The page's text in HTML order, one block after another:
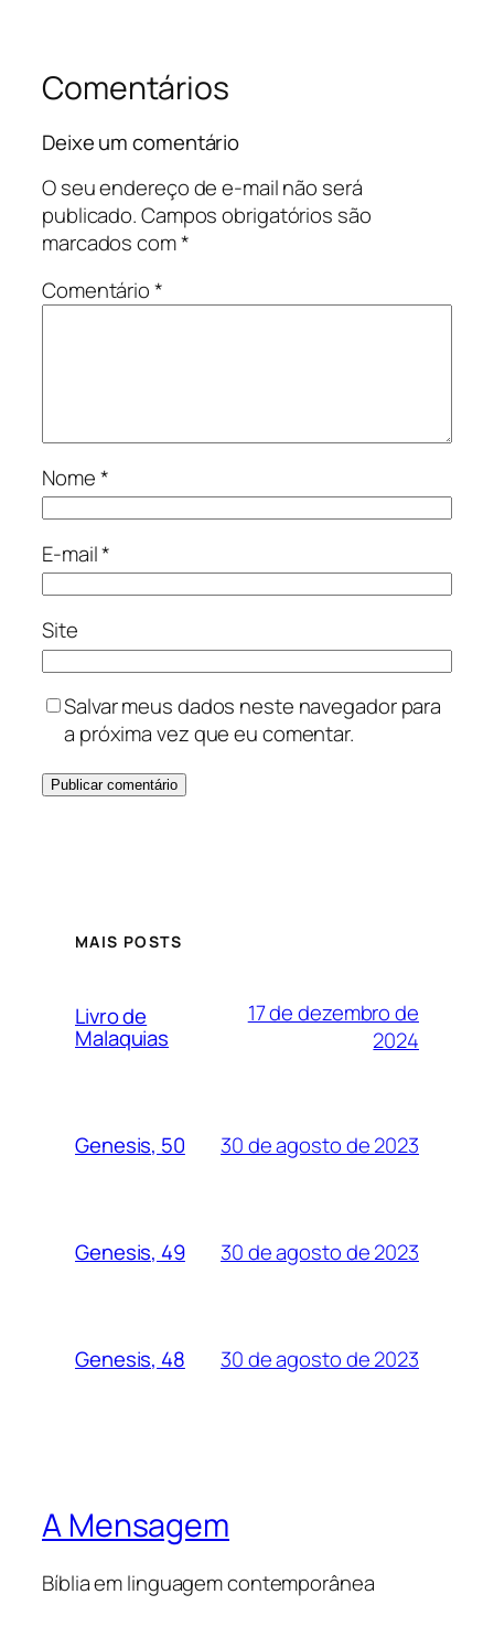
Comentários
Deixe um comentário
O seu endereço de e-mail não será
publicado.Campos obrigatórios são
marcados com*
Comentário*
Nome*
E-mail*
Site
Salvar meus dados neste navegador para
a próxima vez que eu comentar.
MAIS POSTS
Livro de
Malaquias
17 de dezembro de
2024
Genesis, 50 30 de agosto de 2023
Genesis, 49 30 de agosto de 2023
Genesis, 48 30 de agosto de 2023
A Mensagem
Bíblia em linguagem contemporânea